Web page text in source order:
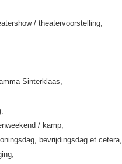
/ theatervoorstelling,
Sinterklaas,
/ kamp,
bevrijdingsdag et cetera,